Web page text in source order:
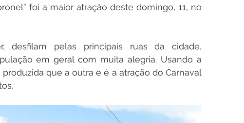
Segurança pública Inauguração
foi a maior atração deste domingo, 11, no
desfilam pelas principais ruas da cidade,
em geral com muita alegria. Usando a
que a outra e é a atração do Carnaval